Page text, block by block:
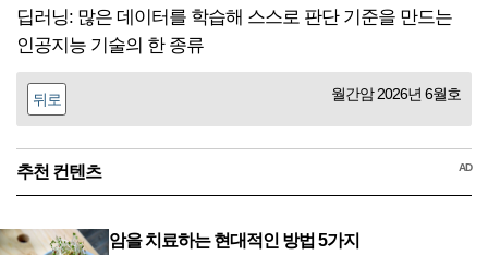
딥러닝: 많은 데이터를 학습해 스스로 판단 기준을 만드는
인공지능 기술의 한 종류
뒤로 월간암 2026년 6월호
추천 컨텐츠 AD
암을 치료하는 현대적인 방법 5가지